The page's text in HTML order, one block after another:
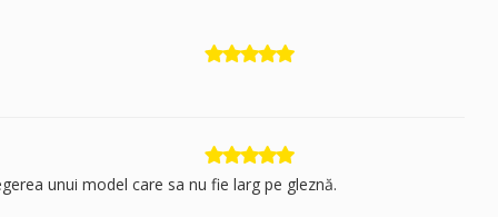
unui model care sa nu fie larg pe gleznă.